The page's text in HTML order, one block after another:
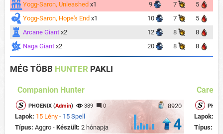
Yogg-Saron, Unleashed x1 9 7
5
Yogg-Saron, Hope's End x1 10 7
5
Arcane Giant x2 12 8
8
Naga Giant x2 20 8 8
MÉG TÖBB HUNTER PAKLI
Companion Hunter
8920
PHOENIX (Admin) 389 0
Lapok: 15 Lény - 15 Spell
Típus: Aggro - Készült: 2 hónapja 4 Lapok:
Típus: